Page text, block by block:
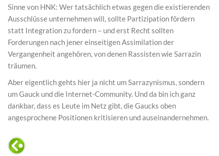
Sinne von HNK: Wer tatsächlich etwas gegen die existierenden
Ausschlüsse unternehmen will, sollte Partizipation fördern
statt Integration zu fordern – und erst Recht sollten
Forderungen nach jener einseitigen Assimilation der
Vergangenheit angehören, von denen Rassisten wie Sarrazin
träumen.
Aber eigentlich gehts hier ja nicht um Sarrazynismus, sondern
um Gauck und die Internet-Community. Und da bin ich ganz
dankbar, dass es Leute im Netz gibt, die Gaucks oben
angesprochene Positionen kritisieren und auseinandernehmen.